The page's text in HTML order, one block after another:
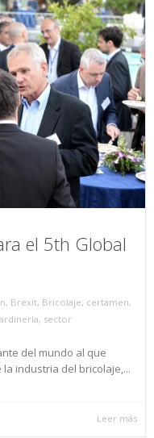
el 5th Global
, Brexit, Bricolaje, certamen,
, sector
del mundo al que
industria del bricolaje,...
Leer más